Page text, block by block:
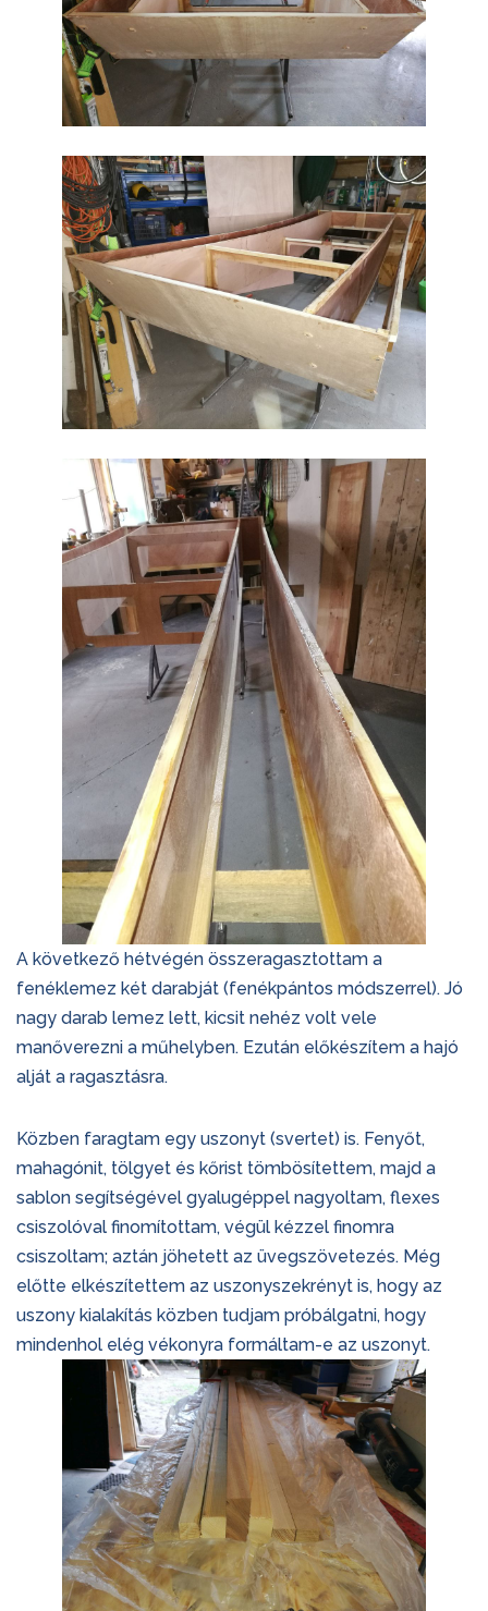
A következő hétvégén összeragasztottam a
fenéklemez két darabját (fenékpántos módszerrel). Jó
nagy darab lemez lett, kicsit nehéz volt vele
manőverezni a műhelyben. Ezután előkészítem a hajó
alját a ragasztásra.
Közben faragtam egy uszonyt (svertet) is. Fenyőt,
mahagónit, tölgyet és kőrist tömbösítettem, majd a
sablon segítségével gyalugéppel nagyoltam, flexes
csiszolóval finomítottam, végül kézzel finomra
csiszoltam; aztán jöhetett az üvegszövetezés. Még
előtte elkészítettem az uszonyszekrényt is, hogy az
uszony kialakítás közben tudjam próbálgatni, hogy
mindenhol elég vékonyra formáltam-e az uszonyt.